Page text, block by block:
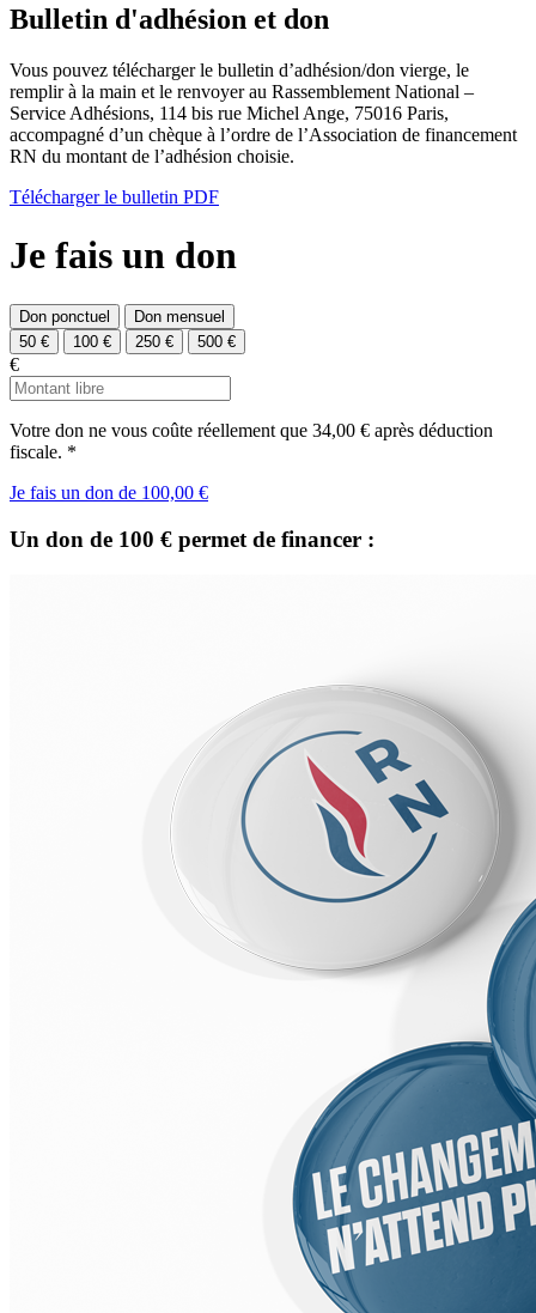
Bulletin d'adhésion et don
Vous pouvez télécharger le bulletin d’adhésion/don vierge, le
remplir à la main et le renvoyer au Rassemblement National –
Service Adhésions, 114 bis rue Michel Ange, 75016 Paris,
accompagné d’un chèque à l’ordre de l’Association de financement
RN du montant de l’adhésion choisie.
Télécharger le bulletin PDF
Je fais un don
Don ponctuel
Don mensuel
50 €
100 € 250 € 500 €
€
Votre don ne vous coûte réellement que 34,00 € après déduction
fiscale. *
Je fais un don de 100,00 €
Un don de 100 € permet de financer :